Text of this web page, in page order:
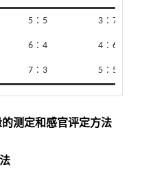
5∶5 3∶7
6∶4 4∶6
7∶3 5∶5
测定和感官评定方法